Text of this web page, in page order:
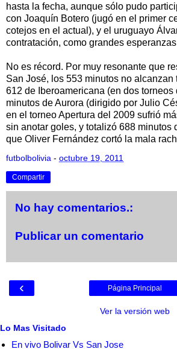
hasta la fecha, aunque sólo pudo
con Joaquín Botero (jugó en el primer
cotejos en el actual), y el uruguayo
contratación, como grandes
No es récord. Por muy resonante que
San José, los 553 minutos no
612 de Iberoamericana (en dos
minutos de Aurora (dirigido por Julio
en el torneo Apertura del 2009 sufrió
sin anotar goles, y totalizó 688 minutos
que Oliver Fernández cortó la mala
futbolbolivia - octubre 19, 2011
Compartir
No hay comentarios.:
Publicar un comentario
‹ Página Principal
Ver la versión web
Lo Mas Visitado
En vivo Bolivar Vs San Jose